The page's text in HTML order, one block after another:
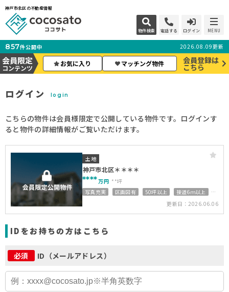
神戸市北区の不動産情報
物件検索 電話する ログイン MENU
857件公開中 2026.08.09更新
会員限定
コンテンツ
お気に入り マッチング物件 会員登録は
こちら
ログイン login
こちらの物件は会員様限定で公開している物件です。ログインす
ると物件の詳細情報がご覧いただけます。
土地
神戸市北区＊＊＊＊
****万円 **坪
写真充実
区画図有 50坪以上
接道6ｍ以上
更新日：2026.06.06
IDをお持ちの方はこちら
必須 ID（メールアドレス）